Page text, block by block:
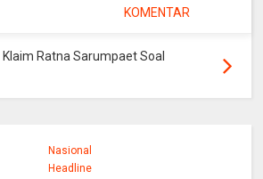
KOMENTAR
Ratna Sarumpaet Soal
Nasional
Headline